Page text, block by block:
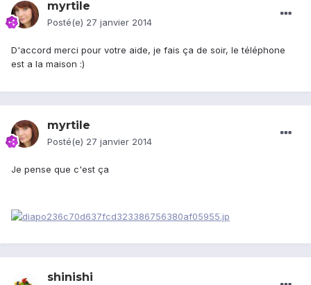
myrtile
Posté(e) 27 janvier 2014
D'accord merci pour votre aide, je fais ça de soir, le téléphone
est a la maison :)
myrtile
Posté(e) 27 janvier 2014
Je pense que c'est ça
shinishi